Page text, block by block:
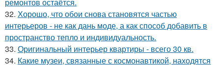
32. Хорошо, что обои снова становятся частью
интерьеров - не как дань моде, а как способ добавить в
пространство тепло и индивидуальность.
33. Оригинальный интерьер квартиры - всего 30 кв.
34. Какие музеи, связанные с космонавтикой, находятся